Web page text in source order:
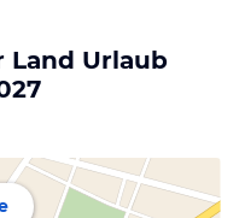
Land Urlaub